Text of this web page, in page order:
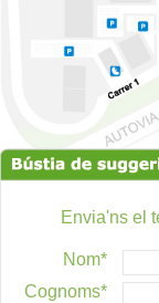
Envia'ns el
Nom*
Cognoms*